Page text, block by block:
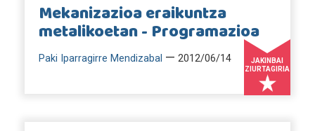
JAKINBAI
ZIURTAGIRIA
Mekanizazioa eraikuntza
metalikoetan - Programazioa
Paki Iparragirre Mendizabal — 2012/06/14